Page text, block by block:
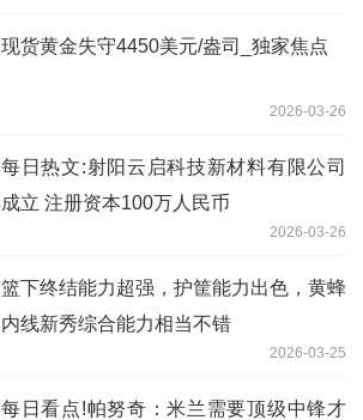
现货黄金失守4450美元/盎司_独家焦点
2026-03-26
每日热文:射阳云启科技新材料有限公司
成立 注册资本100万人民币
2026-03-26
篮下终结能力超强，护筐能力出色，黄蜂
内线新秀综合能力相当不错
2026-03-25
每日看点!帕努奇：米兰需要顶级中锋才